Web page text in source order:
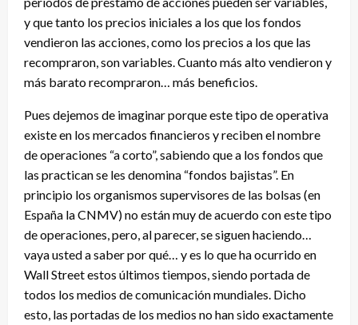
y que tanto los precios iniciales a los que los fondos
vendieron las acciones, como los precios a los que las
recompraron, son variables. Cuanto más alto vendieron y
más barato recompraron… más beneficios.
Pues dejemos de imaginar porque este tipo de operativa
existe en los mercados financieros y reciben el nombre
de operaciones “a corto”, sabiendo que a los fondos que
las practican se les denomina “fondos bajistas”. En
principio los organismos supervisores de las bolsas (en
España la CNMV) no están muy de acuerdo con este tipo
de operaciones, pero, al parecer, se siguen haciendo…
vaya usted a saber por qué… y es lo que ha ocurrido en
Wall Street estos últimos tiempos, siendo portada de
todos los medios de comunicación mundiales. Dicho
esto, las portadas de los medios no han sido exactamente